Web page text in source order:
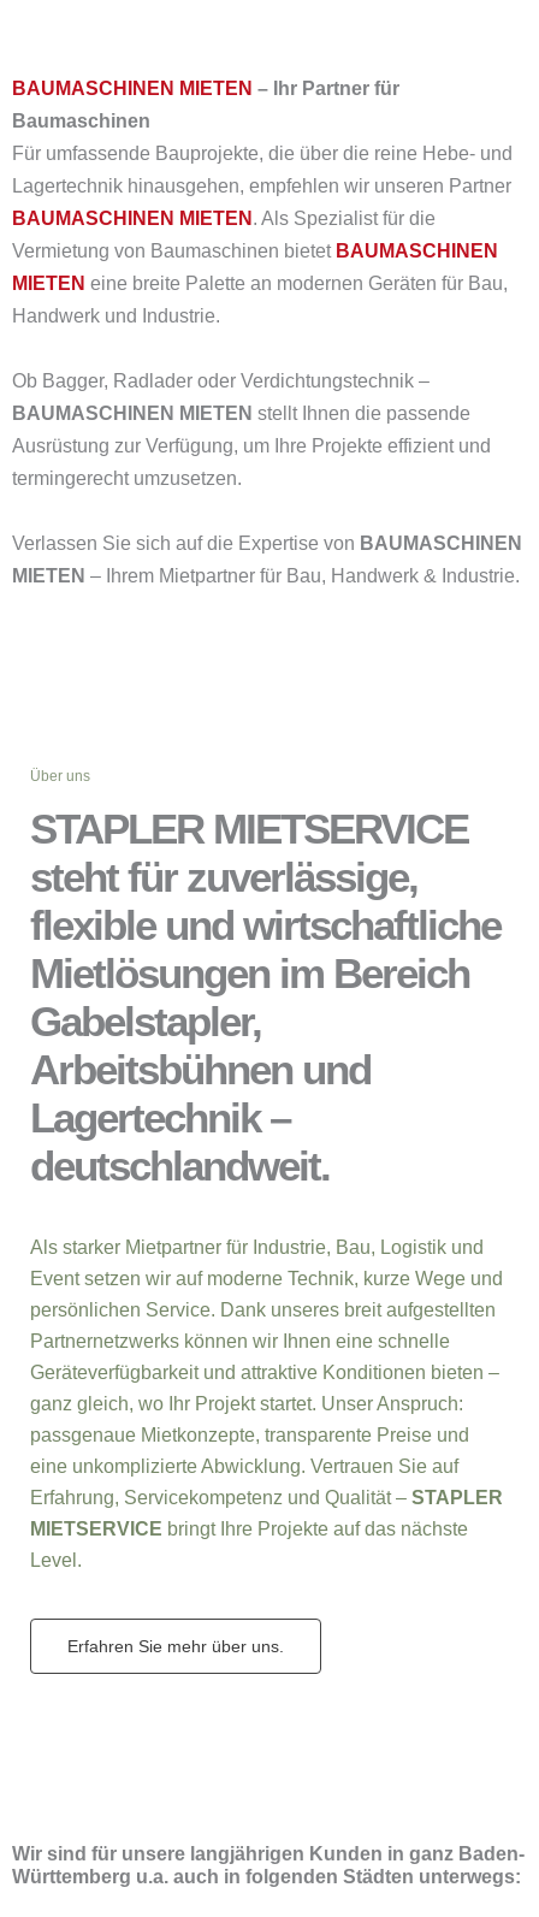
BAUMASCHINEN MIETEN – Ihr Partner für
Baumaschinen
Für umfassende Bauprojekte, die über die reine Hebe- und
Lagertechnik hinausgehen, empfehlen wir unseren Partner
BAUMASCHINEN MIETEN . Als Spezialist für die
Vermietung von Baumaschinen bietet BAUMASCHINEN
MIETEN eine breite Palette an modernen Geräten für Bau,
Handwerk und Industrie.
Ob Bagger, Radlader oder Verdichtungstechnik –
BAUMASCHINEN MIETEN stellt Ihnen die passende
Ausrüstung zur Verfügung, um Ihre Projekte effizient und
termingerecht umzusetzen.
Verlassen Sie sich auf die Expertise von BAUMASCHINEN
MIETEN – Ihrem Mietpartner für Bau, Handwerk & Industrie.
Über uns
STAPLER MIETSERVICE
steht für zuverlässige,
flexible und wirtschaftliche
Mietlösungen im Bereich
Gabelstapler,
Arbeitsbühnen und
Lagertechnik –
deutschlandweit.
Als starker Mietpartner für Industrie, Bau, Logistik und
Event setzen wir auf moderne Technik, kurze Wege und
persönlichen Service. Dank unseres breit aufgestellten
Partnernetzwerks können wir Ihnen eine schnelle
Geräteverfügbarkeit und attraktive Konditionen bieten –
ganz gleich, wo Ihr Projekt startet. Unser Anspruch:
passgenaue Mietkonzepte, transparente Preise und
eine unkomplizierte Abwicklung. Vertrauen Sie auf
Erfahrung, Servicekompetenz und Qualität – STAPLER
MIETSERVICE bringt Ihre Projekte auf das nächste
Level.
Erfahren Sie mehr über uns.
Wir sind für unsere langjährigen Kunden in ganz Baden-
Württemberg u.a. auch in folgenden Städten unterwegs: